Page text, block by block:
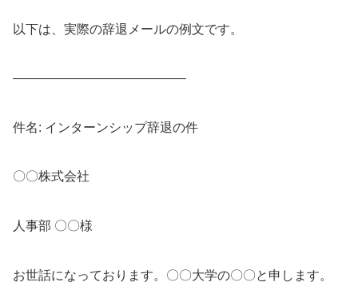
以下は、実際の辞退メールの例文です。
—————————————–
件名: インターンシップ辞退の件
〇〇株式会社
人事部 〇〇様
お世話になっております。〇〇大学の〇〇と申します。